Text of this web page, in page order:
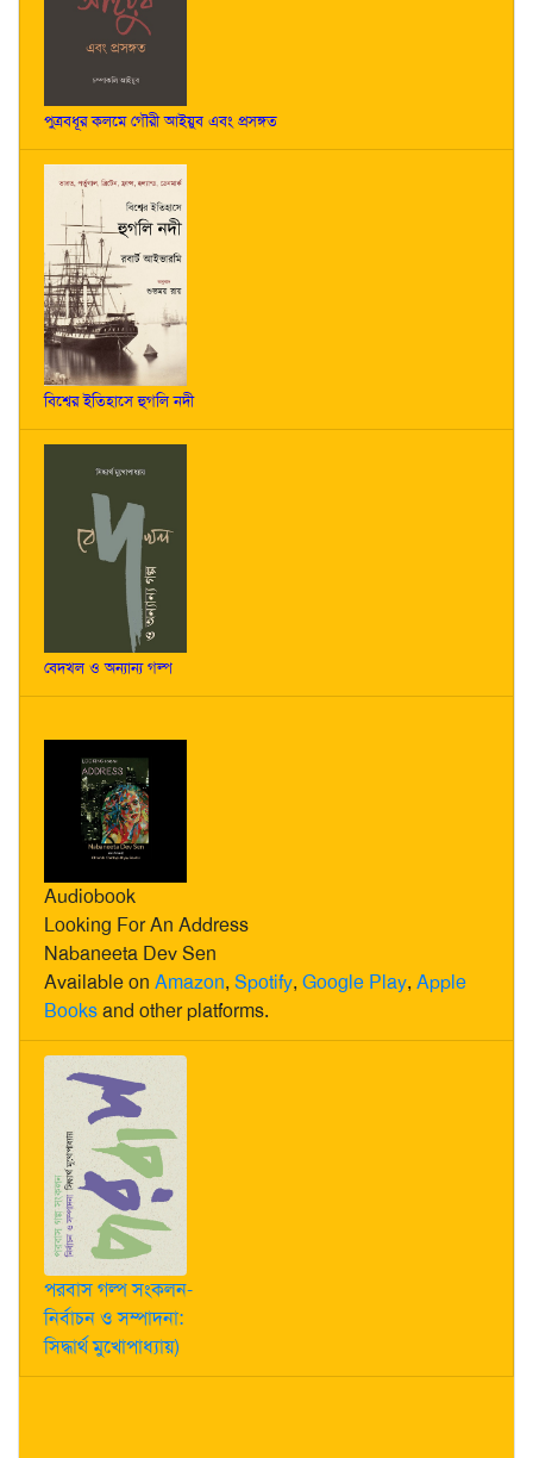
পুত্রবধূর কলমে গৌরী আইয়ুব এবং প্রসঙ্গত
বিশ্বের ইতিহাসে হুগলি নদী
বেদখল ও অন্যান্য গল্প
Audiobook
Looking For An Address
Nabaneeta Dev Sen
Available on Amazon, Spotify, Google Play, Apple
Booksand other platforms.
পরবাস গল্প সংকলন-
নির্বাচন ও সম্পাদনা:
সিদ্ধার্থ মুখোপাধ্যায়)